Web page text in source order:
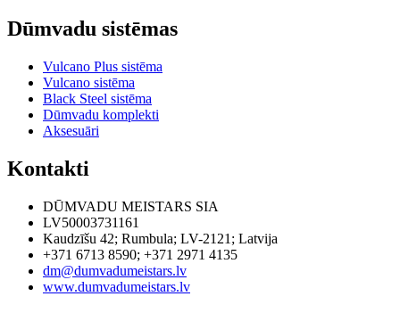
Dūmvadu sistēmas
Vulcano Plus sistēma
Vulcano sistēma
Black Steel sistēma
Dūmvadu komplekti
Aksesuāri
Kontakti
DŪMVADU MEISTARS SIA
LV50003731161
Kaudzīšu 42; Rumbula; LV-2121 ; Latvija
+371 6713 8590; +371 2971 4135
dm@dumvadumeistars.lv
www.dumvadumeistars.lv